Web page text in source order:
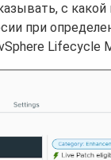
с
при
Lifecycle